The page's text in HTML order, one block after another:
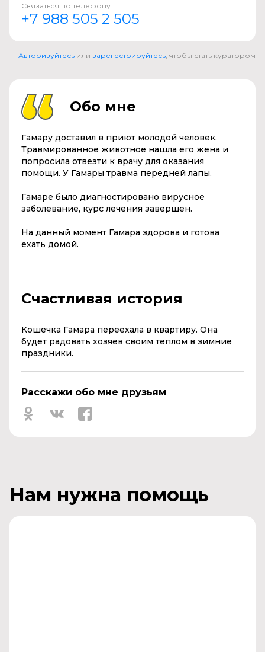
Связаться по телефону
+7 988 505 2 505
Авторизуйтесь или зарегестрируйтесь , чтобы стать куратором
Обо мне
Гамару доставил в приют молодой человек.
Травмированное животное нашла его жена и
попросила отвезти к врачу для оказания
помощи. У Гамары травма передней лапы.
Гамаре было диагностировано вирусное
заболевание, курс лечения завершен.
На данный момент Гамара здорова и готова
ехать домой.
Счастливая история
Кошечка Гамара переехала в квартиру. Она
будет радовать хозяев своим теплом в зимние
праздники.
Расскажи обо мне друзьям
Нам нужна помощь